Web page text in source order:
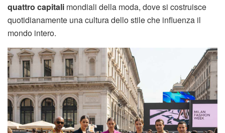
quattro capitali mondiali della moda, dove si costruisce
quotidianamente una cultura dello stile che influenza il
mondo intero.